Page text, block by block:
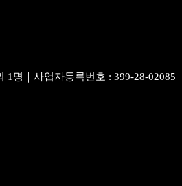
명｜사업자등록번호 : 399-28-02085｜